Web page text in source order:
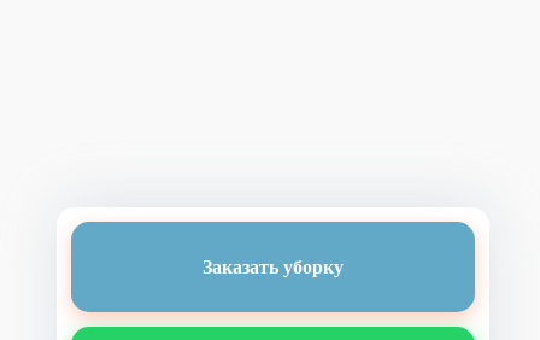
Заказать уборку